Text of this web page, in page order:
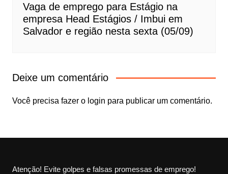
Vaga de emprego para Estágio na
empresa Head Estágios / Imbui em
Salvador e região nesta sexta (05/09)
Deixe um comentário
Você precisa fazer o login para publicar um comentário.
Atenção! Evite golpes e falsas promessas de emprego!